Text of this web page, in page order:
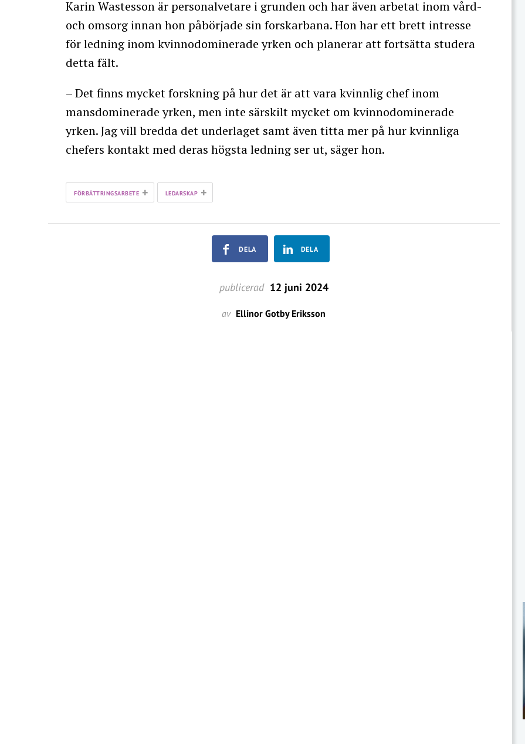
Karin Wastesson är personalvetare i grunden och har även arbetat inom vård-
och omsorg innan hon påbörjade sin forskarbana. Hon har ett brett intresse
för ledning inom kvinnodominerade yrken och planerar att fortsätta studera
detta fält.
– Det finns mycket forskning på hur det är att vara kvinnlig chef inom
mansdominerade yrken, men inte särskilt mycket om kvinnodominerade
yrken. Jag vill bredda det underlaget samt även titta mer på hur kvinnliga
chefers kontakt med deras högsta ledning ser ut, säger hon.
FÖRBÄTTRINGSARBETE + LEDARSKAP +
DELA DELA
publicerad 12 juni 2024
av Ellinor Gotby Eriksson